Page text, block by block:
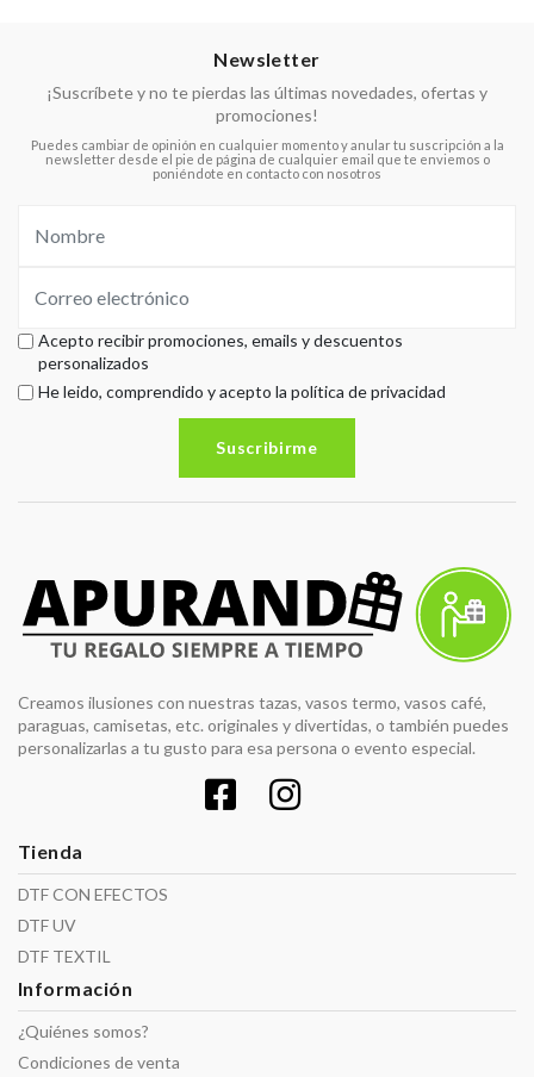
Newsletter
¡Suscríbete y no te pierdas las últimas novedades, ofertas y
promociones!
Puedes cambiar de opinión en cualquier momento y anular tu suscripción a la
newsletter desde el pie de página de cualquier email que te enviemos o
poniéndote en contacto con nosotros
Acepto recibir promociones, emails y descuentos
personalizados
He leido, comprendido y acepto la política de privacidad
Suscribirme
Creamos ilusiones con nuestras tazas, vasos termo, vasos café,
paraguas, camisetas, etc. originales y divertidas, o también puedes
personalizarlas a tu gusto para esa persona o evento especial.
Tienda
DTF CON EFECTOS
DTF UV
DTF TEXTIL
Información
¿Quiénes somos?
Condiciones de venta